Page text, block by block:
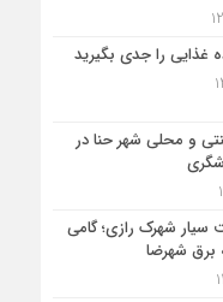
را جدی بگیرید
و محلی شهر حنا در
سیار شهرک رازی؛ گامی
برق شهرضا